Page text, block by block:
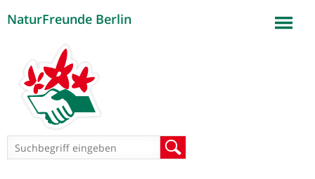
NaturFreunde Berlin
Suchformular